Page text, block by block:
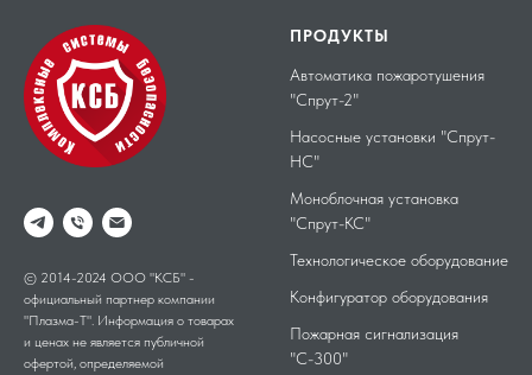
© 2014-2024 ООО "КСБ" -
официальный партнер компании
"Плазма-Т". Информация о товарах
и ценах не является публичной
офертой, определяемой
ПРОДУКТЫ
Автоматика пожаротушения
"Спрут-2"
Насосные установки "Спрут-
НС"
Моноблочная установка
"Спрут-КС"
Технологическое оборудование
Конфигуратор оборудования
Пожарная сигнализация
"С-300"